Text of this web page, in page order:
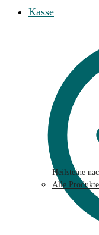
Kasse
Heilsteine
Alle Produkte